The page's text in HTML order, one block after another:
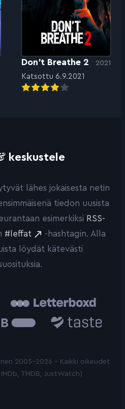
Don’t Breathe 2 2021
Katsottu 6.9.2021
keskustele
lähes jokaisesta netin
tiedon uusista
esimerkiksi RSS-
#leffat
-hashtagin. Alla
löydät kätevästi
2005-2026 - Kaikki oikeudet
TMDB, JustWatch)